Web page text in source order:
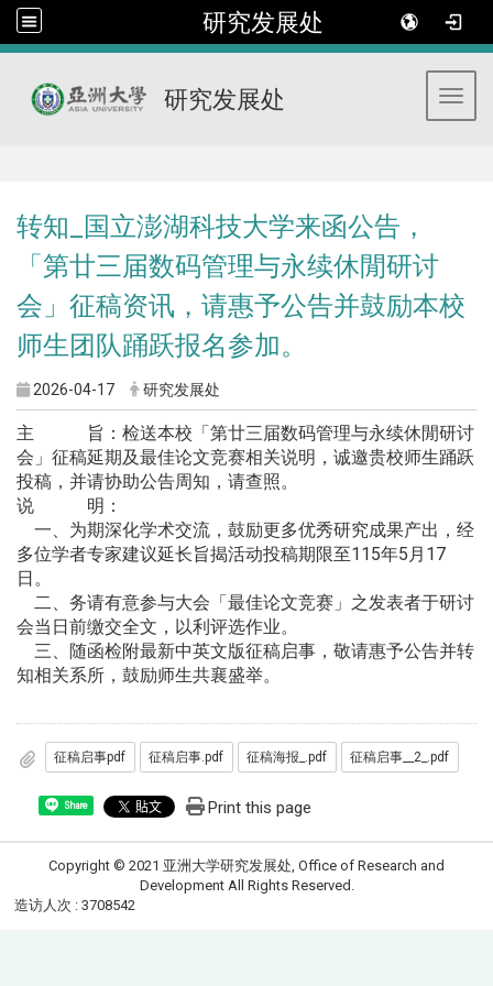
研究发展处
研究发展处
转知_国立澎湖科技大学来函公告，
「第廿三届数码管理与永续休閒研讨
会」征稿资讯，请惠予公告并鼓励本校
师生团队踊跃报名参加。
2026-04-17 研究发展处
主 旨：检送本校「第廿三届数码管理与永续休閒研讨
会」征稿延期及最佳论文竞赛相关说明，诚邀贵校师生踊跃
投稿，并请协助公告周知，请查照。
说 明：
一、为期深化学术交流，鼓励更多优秀研究成果产出，经
多位学者专家建议延长旨揭活动投稿期限至115年5月17
日。
二、务请有意参与大会「最佳论文竞赛」之发表者于研讨
会当日前缴交全文，以利评选作业。
三、随函检附最新中英文版征稿启事，敬请惠予公告并转
知相关系所，鼓励师生共襄盛举。
征稿启事pdf 征稿启事.pdf 征稿海报_.pdf 征稿启事__2_.pdf
Share Print this page
Copyright © 2021 亚洲大学研究发展处, Office of Research and
Development All Rights Reserved.
造访人次 : 3708542